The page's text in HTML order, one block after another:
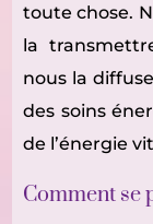
toute chose.
la
nous la
des soins
de l’énergie
Comment se